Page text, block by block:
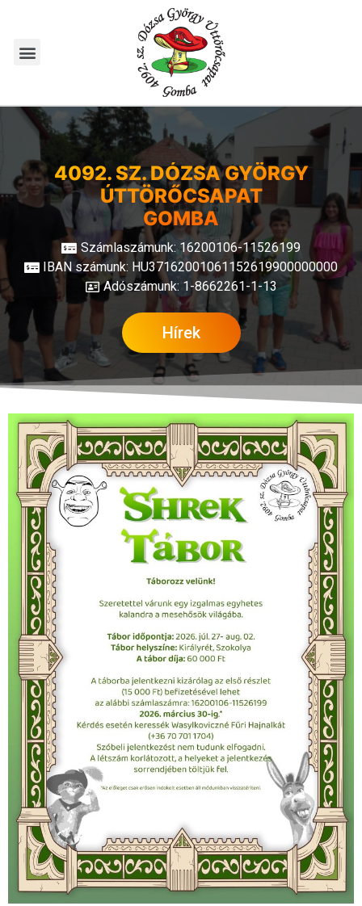
4092. SZ. DÓZSA GYÖRGY
ÚTTÖRŐCSAPAT
GOMBA
Számlaszámunk: 16200106-11526199
IBAN számunk: HU37162001061152619900000000
Adószámunk: 1-8662261-1-13
Hírek